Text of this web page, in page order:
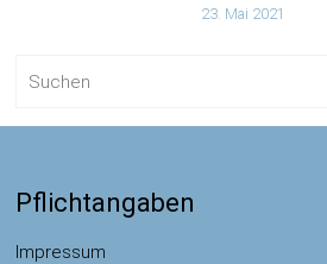
23. Mai 2021
Pflichtangaben
Impressum